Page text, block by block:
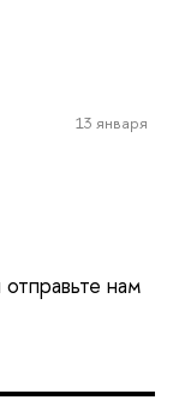
13 января
нам